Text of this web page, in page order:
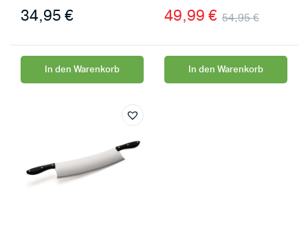
34,95 €
In den Warenkorb
54,95€
49,99 €
In den Warenkorb